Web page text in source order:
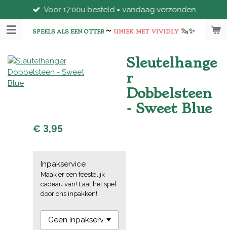
direct
naar
hoofdinhoud
SPEELS ALS EEN OTTER~ UNIEK MET VIVIDLY 🦦✨
Voor 17:00u besteld = vandaag verzonden
Sleutelhange
r
Dobbelsteen
- Sweet Blue
€ 3,95
Inpakservice
Maak er een feestelijk
cadeau van! Laat het spel
door ons inpakken!